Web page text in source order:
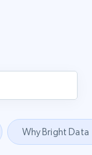
Why Bright Data